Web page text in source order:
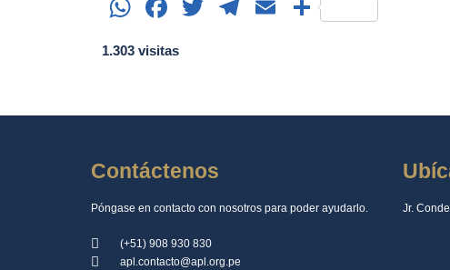
WhatsApp
Facebook
TwitterTelegram
EmailShare
1.303 visitas
Contáctenos
Póngase en contacto con nosotros para poder ayudarlo.
(+51) 908 930 830
apl.contacto@apl.org.pe
Jr.